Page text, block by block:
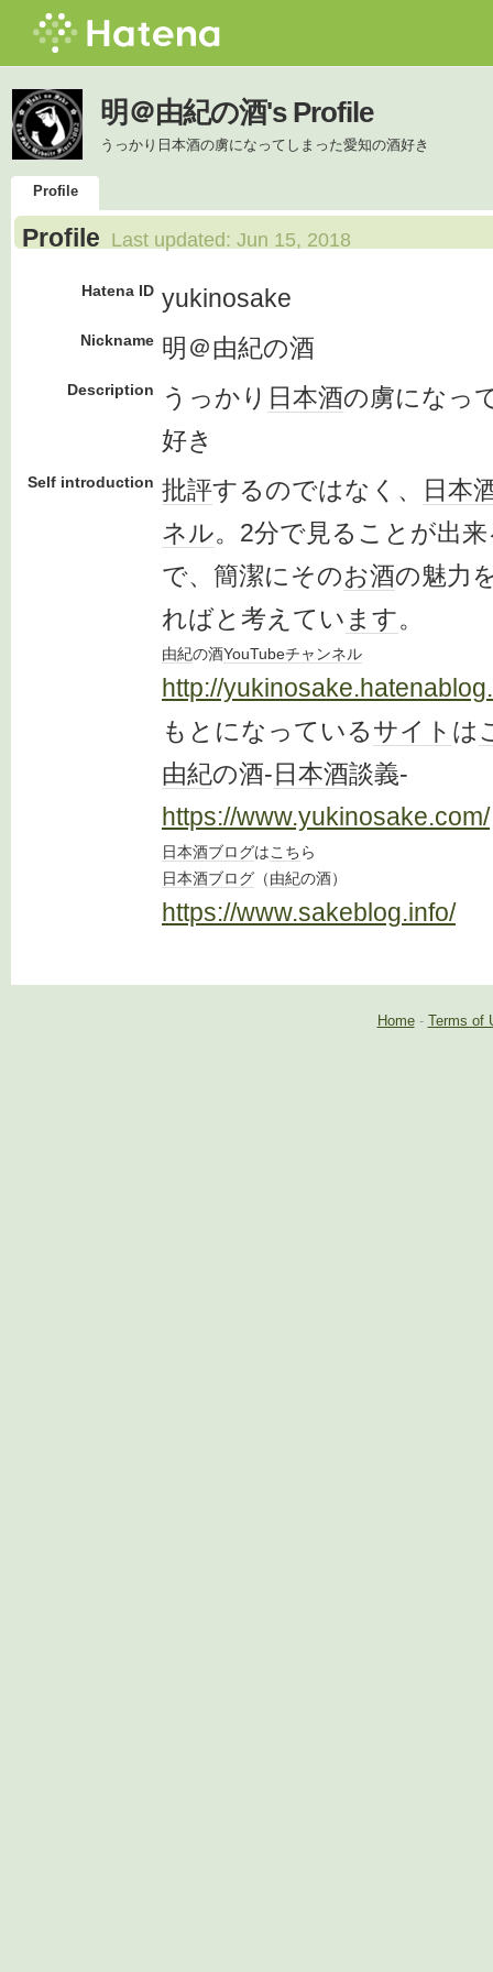
明＠由紀の酒's Profile
うっかり日本酒の虜になってしまった愛知の酒好き
Profile
Profile Last updated: Jun 15, 2018
Hatena ID yukinosake
Nickname 明＠由紀の酒
Description うっかり 日本酒の虜になっ
好き
Self introduction 批評するのではなく、
日本
ネル。2分で見ることが出
で、簡潔にそのお酒の魅力
ればと考えてい ます。
由紀の酒YouTubeチャンネル
http://
もとになっているサイト は
由紀の酒- 日本酒談義-
https://www.yukinosake.com/
日本酒ブログはこちら
日本酒ブログ （由紀の酒）
https://www.sakeblog.info/
Home- Terms of